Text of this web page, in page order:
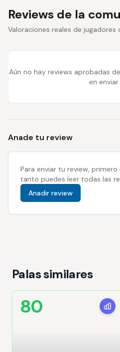
Reviews de la
Valoraciones reales de jugadores
Aún no hay reviews aprobadas
en enviar
Anade tu review
Para enviar tu review,
tanto puedes leer todas las
Anadir review
Palas similares
80